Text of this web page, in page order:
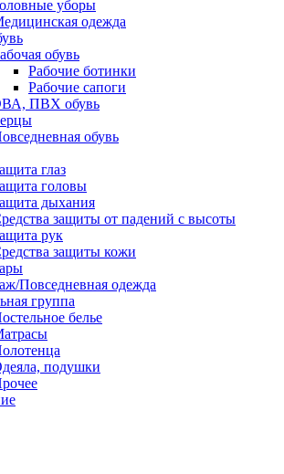
уборы
одежда
обувь
Рабочие ботинки
Рабочие сапоги
ПВХ обувь
обувь
глаз
головы
дыхания
защиты от падений с высоты
рук
защиты кожи
Повседневная одежда
группа
белье
подушки